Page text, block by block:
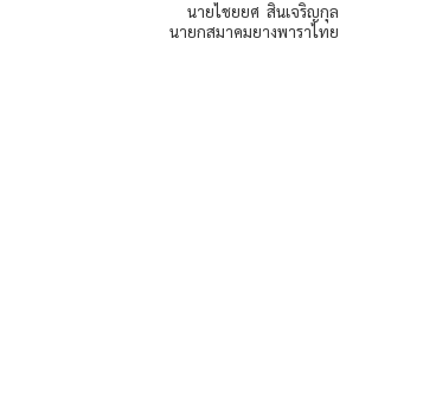
นายไชยยศ สินเจริญกุล
นายกสมาคมยางพาราไทย